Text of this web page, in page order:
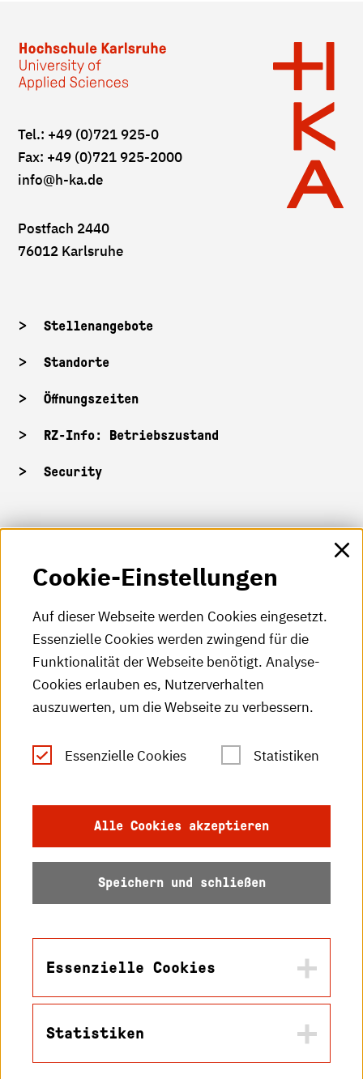
Tel.: +49 (0)721 925-0
Fax: +49 (0)721 925-2000
info@h-ka.de
Postfach 2440
76012 Karlsruhe
Stellenangebote
Standorte
Öffnungszeiten
RZ-Info: Betriebszustand
Security
HKA-Shop
HKA-Videos
HKA-Publikationen
RSS-Feed
Leichte Sprache
Datenschutz
Barrierefreiheit
Cookie-Einstellungen
Auf dieser Webseite werden Cookies eingesetzt.
Essenzielle Cookies werden zwingend für die
Funktionalität der Webseite benötigt. Analyse-
Cookies erlauben es, Nutzerverhalten
auszuwerten, um die Webseite zu verbessern.
Essenzielle Cookies Statistiken
Alle Cookies akzeptieren
Speichern und schließen
Essenzielle Cookies
in2cookiemodal-selection
Statistiken